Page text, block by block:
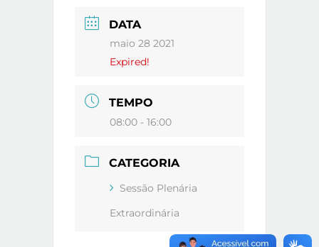
DATA
maio 28 2021
Expired!
TEMPO
08:00 - 16:00
CATEGORIA
Sessão Plenária
Extraordinária